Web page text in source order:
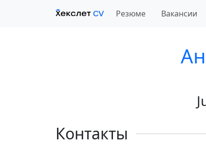
Резюме Вакансии
Контакты